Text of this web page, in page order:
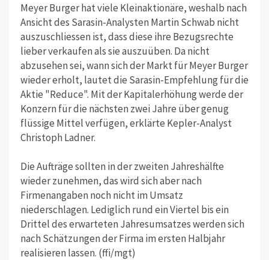
Meyer Burger hat viele Kleinaktionäre, weshalb nach
Ansicht des Sarasin-Analysten Martin Schwab nicht
auszuschliessen ist, dass diese ihre Bezugsrechte
lieber verkaufen als sie auszuüben. Da nicht
abzusehen sei, wann sich der Markt für Meyer Burger
wieder erholt, lautet die Sarasin-Empfehlung für die
Aktie "Reduce". Mit der Kapitalerhöhung werde der
Konzern für die nächsten zwei Jahre über genug
flüssige Mittel verfügen, erklärte Kepler-Analyst
Christoph Ladner.
Die Aufträge sollten in der zweiten Jahreshälfte
wieder zunehmen, das wird sich aber nach
Firmenangaben noch nicht im Umsatz
niederschlagen. Lediglich rund ein Viertel bis ein
Drittel des erwarteten Jahresumsatzes werden sich
nach Schätzungen der Firma im ersten Halbjahr
realisieren lassen. (ffi/mgt)